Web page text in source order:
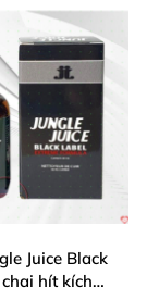
Đầu Mỹ
tại Mỹ ,
tế khắt
nhanh
toàn khi sử
Juice Black
hít kích